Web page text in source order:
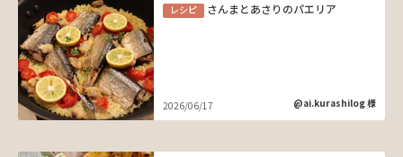
レシピ さんまとあさりのパエリア
2026/06/17 @ai.kurashilog 様